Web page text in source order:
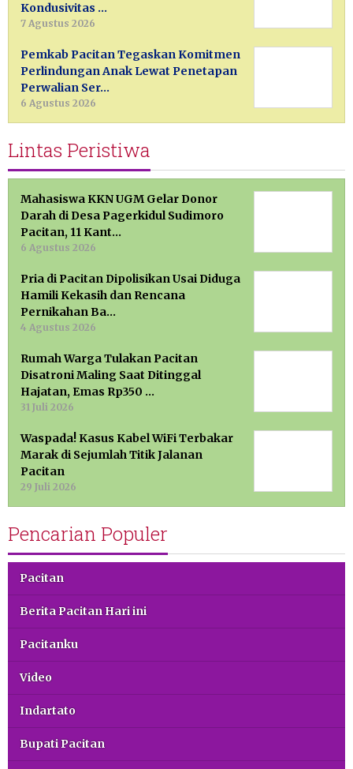
Kondusivitas …
7 Agustus 2026
Pemkab Pacitan Tegaskan Komitmen
Perlindungan Anak Lewat Penetapan
Perwalian Ser…
6 Agustus 2026
Lintas Peristiwa
Mahasiswa KKN UGM Gelar Donor
Darah di Desa Pagerkidul Sudimoro
Pacitan, 11 Kant…
6 Agustus 2026
Pria di Pacitan Dipolisikan Usai Diduga
Hamili Kekasih dan Rencana
Pernikahan Ba…
4 Agustus 2026
Rumah Warga Tulakan Pacitan
Disatroni Maling Saat Ditinggal
Hajatan, Emas Rp350 …
31 Juli 2026
Waspada! Kasus Kabel WiFi Terbakar
Marak di Sejumlah Titik Jalanan
Pacitan
29 Juli 2026
Pencarian Populer
Pacitan
Berita Pacitan Hari ini
Pacitanku
Video
Indartato
Bupati Pacitan